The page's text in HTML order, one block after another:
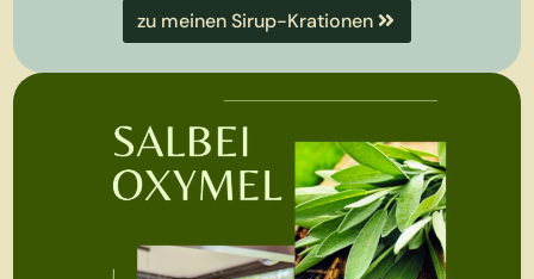
zu meinen Sirup-Krationen